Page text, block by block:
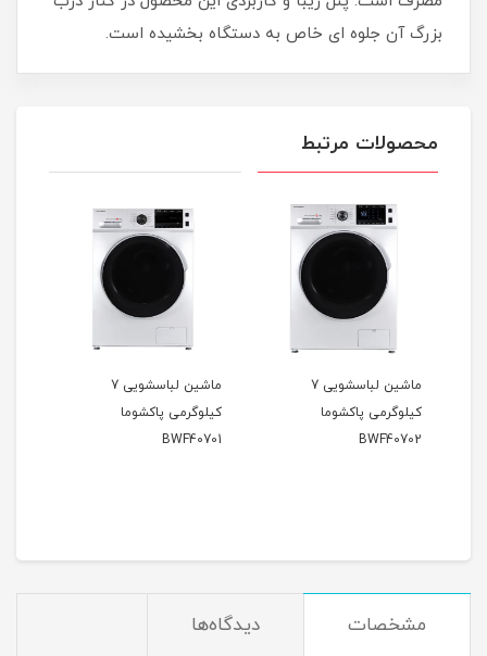
بزرگ آن جلوه ای خاص به دستگاه بخشیده است.
محصولات مرتبط
ماشین لباسشویی 7
کیلوگرمی پاکشوما
BWF40702
ماشین لباسشویی 7
کیلوگرمی پاکشوما
BWF40701
مشخصات دیدگاه‌ها